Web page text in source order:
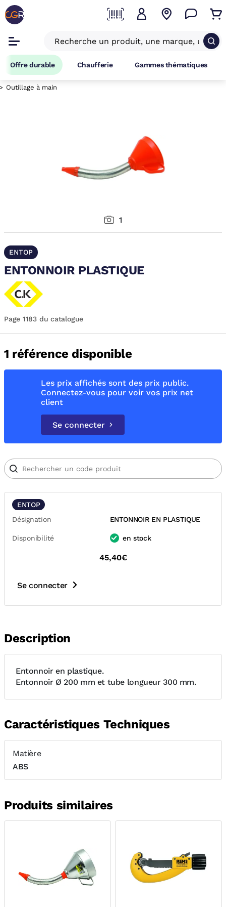
Offre durable Chaufferie Gammes thématiques
Outillage à main
1
ENTOP
ENTONNOIR PLASTIQUE
Page 1183 du catalogue
1 référence disponible
Les prix affichés sont des prix public.
Connectez-vous pour voir vos prix net
client
Se connecter
ENTOP
Désignation
ENTONNOIR EN PLASTIQUE
Disponibilité en stock
45,40€
Se connecter
Description
Entonnoir en plastique.
Entonnoir Ø 200 mm et tube longueur 300 mm.
Caractéristiques Techniques
Matière
ABS
Produits similaires